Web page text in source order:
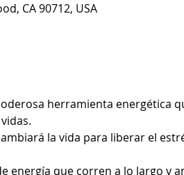
CA 90712, USA
herramienta energética
la vida para liberar el
energía que corren a lo largo y